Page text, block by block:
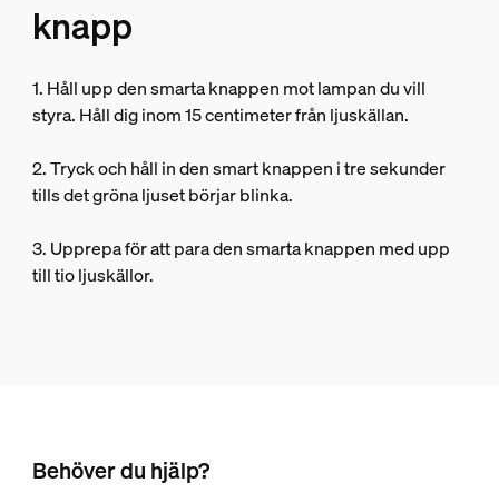
knapp
1. Håll upp den smarta knappen mot lampan du vill
styra. Håll dig inom 15 centimeter från ljuskällan.
2. Tryck och håll in den smart knappen i tre sekunder
tills det gröna ljuset börjar blinka.
3. Upprepa för att para den smarta knappen med upp
till tio ljuskällor.
Behöver du hjälp?